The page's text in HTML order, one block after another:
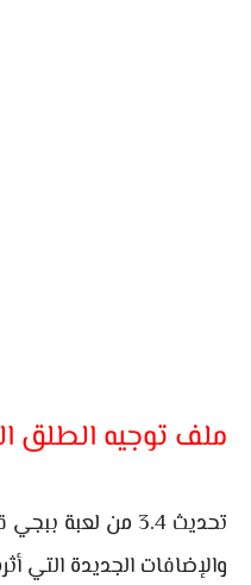
ملف توجيه الطلق
تحديث 3.4 من
والإضافات الجديدة التي